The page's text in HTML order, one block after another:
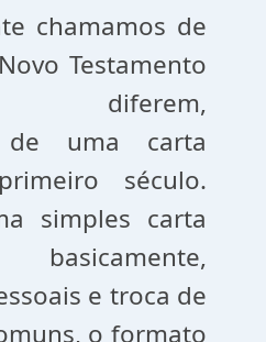
chamamos de
Testamento
diferem,
de uma carta
século.
simples carta
basicamente,
e troca de
o formato